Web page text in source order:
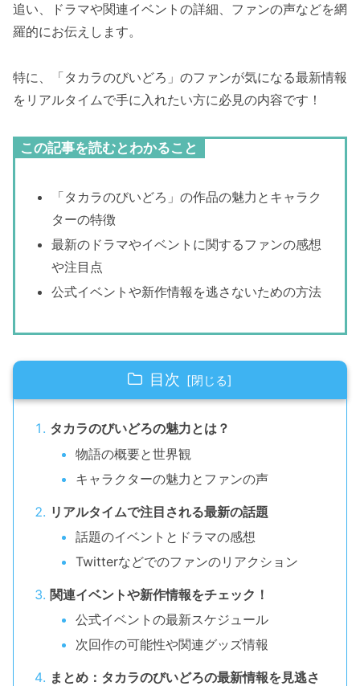
追い、ドラマや関連イベントの詳細、ファンの声などを網
羅的にお伝えします。
特に、「タカラのびいどろ」のファンが気になる最新情報
をリアルタイムで手に入れたい方に必見の内容です！
この記事を読むとわかること
「タカラのびいどろ」の作品の魅力とキャラク
ターの特徴
最新のドラマやイベントに関するファンの感想
や注目点
公式イベントや新作情報を逃さないための方法
目次
タカラのびいどろの魅力とは？
物語の概要と世界観
キャラクターの魅力とファンの声
リアルタイムで注目される最新の話題
話題のイベントとドラマの感想
Twitterなどでのファンのリアクション
関連イベントや新作情報をチェック！
公式イベントの最新スケジュール
次回作の可能性や関連グッズ情報
まとめ：タカラのびいどろの最新情報を見逃さ